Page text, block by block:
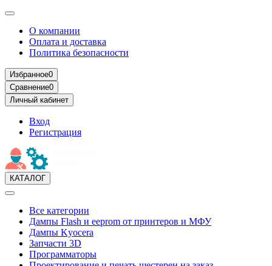
О компании
Оплата и доставка
Политика безопасности
Избранное0
Сравнение0
Личный кабинет
Вход
Регистрация
КАТАЛОГ
Все категории
Дампы Flash и eeprom от принтеров и МФУ
Дампы Kyocera
Запчасти 3D
Программаторы